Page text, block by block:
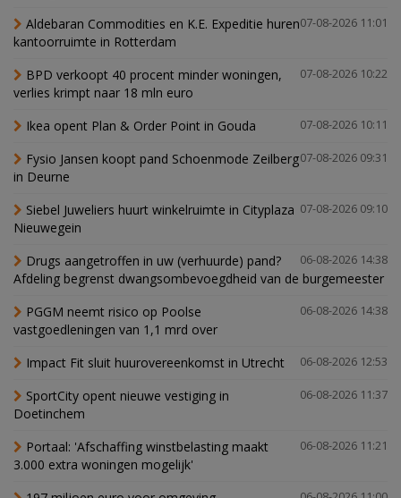
07-08-2026 11:01
Aldebaran Commodities en K.E. Expeditie huren
kantoorruimte in Rotterdam
07-08-2026 10:22
BPD verkoopt 40 procent minder woningen,
verlies krimpt naar 18 mln euro
07-08-2026 10:11
Ikea opent Plan & Order Point in Gouda
07-08-2026 09:31
Fysio Jansen koopt pand Schoenmode Zeilberg
in Deurne
07-08-2026 09:10
Siebel Juweliers huurt winkelruimte in Cityplaza
Nieuwegein
06-08-2026 14:38
Drugs aangetroffen in uw (verhuurde) pand?
Afdeling begrenst dwangsombevoegdheid van de burgemeester
06-08-2026 14:38
PGGM neemt risico op Poolse
vastgoedleningen van 1,1 mrd over
06-08-2026 12:53
Impact Fit sluit huurovereenkomst in Utrecht
06-08-2026 11:37
SportCity opent nieuwe vestiging in
Doetinchem
06-08-2026 11:21
Portaal: 'Afschaffing winstbelasting maakt
3.000 extra woningen mogelijk'